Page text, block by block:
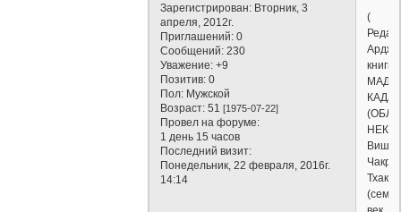
Зарегистрирован: Вторник, 3
апреля, 2012г.
Приглашений: 0
Сообщений: 230
Уважение: +9
Позитив: 0
Пол: Мужской
Возраст: 51[1975-07-22]
Провел на форуме:
1 день 15 часов
Последний визит:
Понедельник, 22 февраля, 2016г.
14:14
(
книги